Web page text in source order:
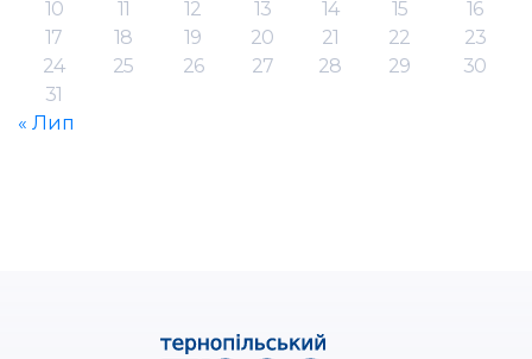
10
11 12 13 14 15
16
17
18 19 20 21 22
23
24
25 26 27 28 29
30
31
« Лип